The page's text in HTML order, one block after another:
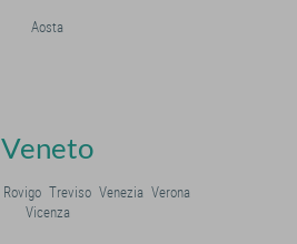
Aosta
Veneto
Rovigo Treviso Venezia Verona
Vicenza